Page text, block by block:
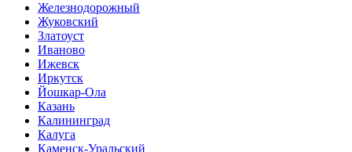
Железнодорожный
Жуковский
Златоуст
Иваново
Ижевск
Иркутск
Йошкар-Ола
Казань
Калининград
Калуга
Каменск-Уральский